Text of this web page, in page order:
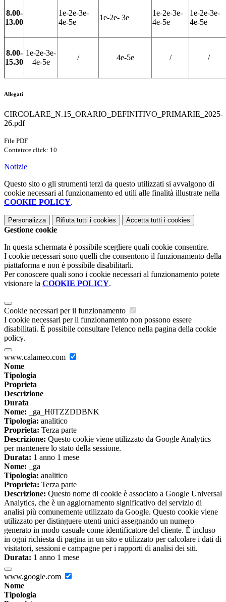
8.00-
13.00
1e-2e-3e-
4e-5e
1e-2e- 3e
1e-2e-3e-
4e-5e
1e-2e-3e-
4e-5e
8.00-
15.30
1e-2e-3e-
4e-5e
/ 4e-5e / /
Allegati
CIRCOLARE_N.15_ORARIO_DEFINITIVO_PRIMARIE_2025-
26.pdf
File PDF
Contatore click: 10
Notizie
Questo sito o gli strumenti terzi da questo utilizzati si avvalgono di
cookie necessari al funzionamento ed utili alle finalità illustrate nella
COOKIE POLICY.
Personalizza Rifiuta tutti i cookies Accetta tutti i cookies
Gestione cookie
In questa schermata è possibile scegliere quali cookie consentire.
I cookie necessari sono quelli che consentono il funzionamento della
piattaforma e non è possibile disabilitarli.
Per conoscere quali sono i cookie necessari al funzionamento potete
visionare la COOKIE POLICY.
Cookie necessari per il funzionamento
I cookie necessari per il funzionamento non possono essere
disabilitati. È possibile consultare l'elenco nella pagina della cookie
policy.
www.calameo.com
Nome
Tipologia
Proprieta
Descrizione
Durata
Nome: _ga_H0TZZDDBNK
Tipologia: analitico
Proprieta: Terza parte
Descrizione: Questo cookie viene utilizzato da Google Analytics
per mantenere lo stato della sessione.
Durata: 1 anno 1 mese
Nome: _ga
Tipologia: analitico
Proprieta: Terza parte
Descrizione: Questo nome di cookie è associato a Google Universal
Analytics, che è un aggiornamento significativo del servizio di
analisi più comunemente utilizzato da Google. Questo cookie viene
utilizzato per distinguere utenti unici assegnando un numero
generato in modo casuale come identificatore del cliente. È incluso
in ogni richiesta di pagina in un sito e utilizzato per calcolare i dati di
visitatori, sessioni e campagne per i rapporti di analisi dei siti.
Durata: 1 anno 1 mese
www.google.com
Nome
Tipologia